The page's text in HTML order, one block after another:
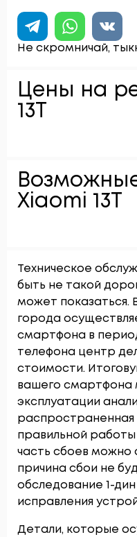
Не скромничай,
Цены на
13T
Xiaomi 13T
Техническое
быть не такой
может показаться.
города
смартфона в
телефона центр
стоимости.
вашего смартфона
эксплуатации
распространенная
правильной
часть сбоев можно
причина сбои не
обследование 1-дин
исправления
Детали, которые